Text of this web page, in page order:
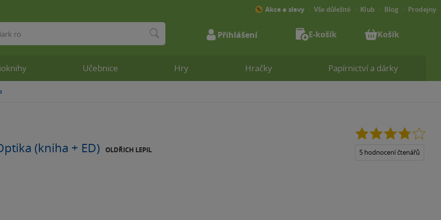
(kniha + ED) OLDŘICH LEPIL
3.8
5 hodnocení čtenářů
Učebnice Hry Hračky Papírnictví a dárky
Akce a slevy Vše důležité Klub Blog Prodejny
Přihlášení E-košík Košík